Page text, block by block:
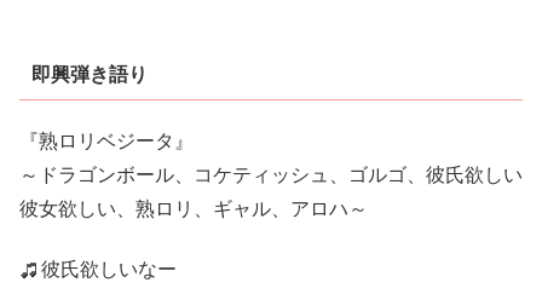
即興弾き語り
『熟ロリベジータ』
～ドラゴンボール、コケティッシュ、ゴルゴ、彼氏欲しい
彼女欲しい、熟ロリ、ギャル、アロハ～
彼氏欲しいなー